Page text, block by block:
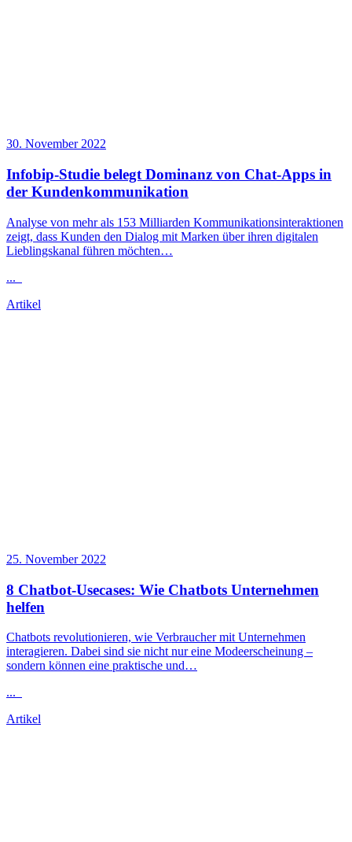
30. November 2022
Infobip-Studie belegt Dominanz von Chat-Apps in
der Kundenkommunikation
Analyse von mehr als 153 Milliarden Kommunikationsinteraktionen
zeigt, dass Kunden den Dialog mit Marken über ihren digitalen
Lieblingskanal führen möchten…
...
Artikel
25. November 2022
8 Chatbot-Usecases: Wie Chatbots Unternehmen
helfen
Chatbots revolutionieren, wie Verbraucher mit Unternehmen
interagieren. Dabei sind sie nicht nur eine Modeerscheinung –
sondern können eine praktische und…
...
Artikel